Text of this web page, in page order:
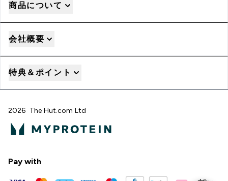
商品について
会社概要
特典＆ポイント
2026 The Hut.com Ltd
Pay with